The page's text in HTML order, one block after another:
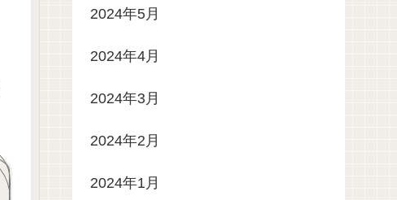
2024年5月
2024年4月
2024年3月
2024年2月
2024年1月